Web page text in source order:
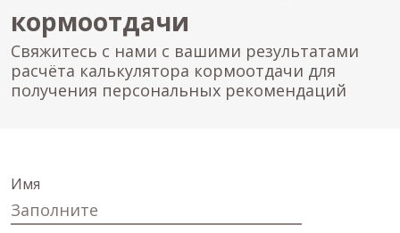
кормоотдачи
Свяжитесь с нами с вашими результатами
расчёта калькулятора кормоотдачи для
получения персональных рекомендаций
Имя